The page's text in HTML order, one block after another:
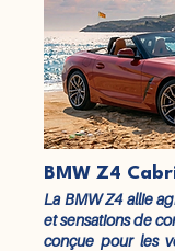
BMW Z4
La BMW Z4 allie
et sensations de
conçue pour les